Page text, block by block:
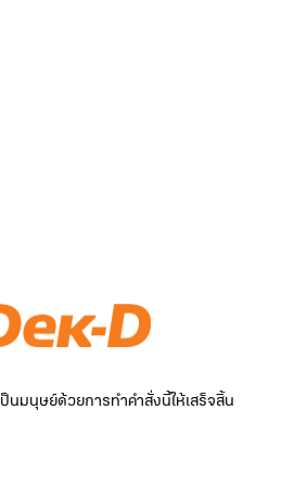
นมนุษย์ด้วยการทำคำสั่งนี้ให้เสร็จสิ้น